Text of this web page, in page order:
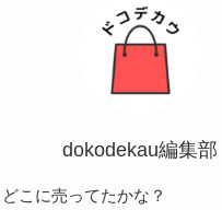
dokodekau編集部
こに売ってたかな？